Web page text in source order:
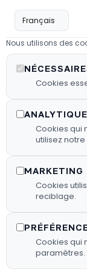
Nous
Nous utilisons des
Cookies
Cookies qui
utilisez notre
MARKETING
Cookies
reciblage.
Cookies qui
paramètres.